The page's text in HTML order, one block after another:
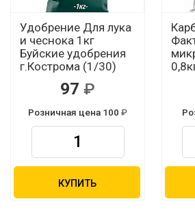
Удобрение Для лука
и чеснока 1кг
Буйские удобрения
г.Кострома (1/30)
97
Розничная цена 100
КУПИТЬ